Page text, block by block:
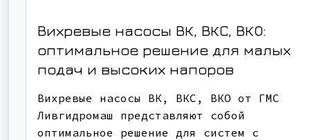
Вихревые насосы ВК, ВКС, ВКО:
оптимальное решение для малых
подач и высоких напоров
Вихревые насосы ВК, ВКС, ВКО от ГМС
Ливгидромаш представляют собой
оптимальное решение для систем с